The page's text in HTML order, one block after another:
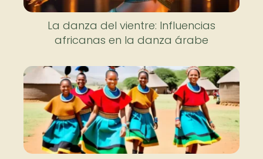
La danza del vientre: Influencias
africanas en la danza árabe